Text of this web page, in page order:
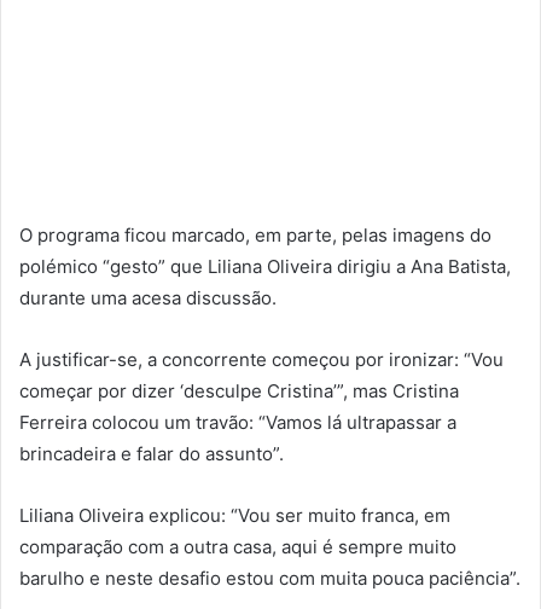
O programa ficou marcado, em parte, pelas imagens do
polémico “gesto” que Liliana Oliveira dirigiu a Ana Batista,
durante uma acesa discussão.
A justificar-se, a concorrente começou por ironizar: “Vou
começar por dizer ‘desculpe Cristina’”, mas Cristina
Ferreira colocou um travão: “Vamos lá ultrapassar a
brincadeira e falar do assunto”.
Liliana Oliveira explicou: “Vou ser muito franca, em
comparação com a outra casa, aqui é sempre muito
barulho e neste desafio estou com muita pouca paciência”.